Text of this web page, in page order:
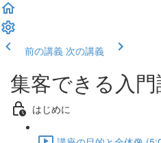
前の講義 次の講義
集客できる入
はじめに